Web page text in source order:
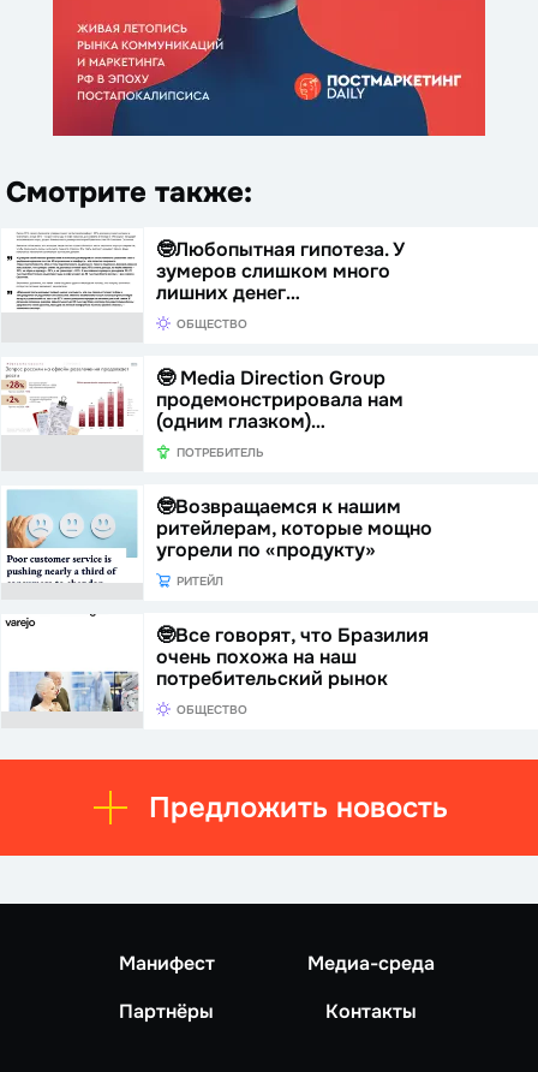
Смотрите также:
🤓Любопытная гипотеза. У
зумеров слишком много
лишних денег…
ОБЩЕСТВО
🤓 Media Direction Group
продемонстрировала нам
(одним глазком)…
ПОТРЕБИТЕЛЬ
🤓Возвращаемся к нашим
ритейлерам, которые мощно
угорели по «продукту»
РИТЕЙЛ
🤓Все говорят, что Бразилия
очень похожа на наш
потребительский рынок
ОБЩЕСТВО
Предложить новость
Манифест
Медиа-среда
Партнёры
Контакты